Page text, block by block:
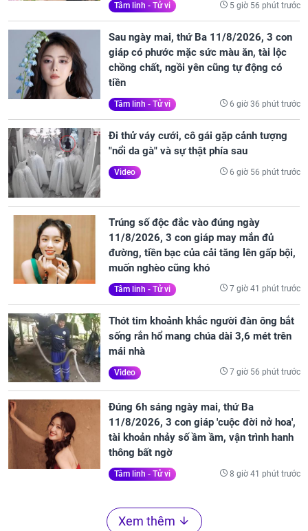
Tâm linh - Tử vi 5 giờ 56 phút trước
Sau ngày mai, thứ Ba 11/8/2026, 3 con
giáp có phước mặc sức màu ăn, tài lộc
chồng chất, ngồi yên cũng tự động có
tiền
Tâm linh - Tử vi 6 giờ 36 phút trước
Đi thử váy cưới, cô gái gặp cảnh tượng
"nổi da gà" và sự thật phía sau
Video 6 giờ 56 phút trước
Trúng số độc đắc vào đúng ngày
11/8/2026, 3 con giáp may mắn đủ
đường, tiền bạc của cải tăng lên gấp bội,
muốn nghèo cũng khó
Tâm linh - Tử vi 7 giờ 41 phút trước
Thót tim khoảnh khắc người đàn ông bắt
sống rắn hổ mang chúa dài 3,6 mét trên
mái nhà
Video 7 giờ 56 phút trước
Đúng 6h sáng ngày mai, thứ Ba
11/8/2026, 3 con giáp 'cuộc đời nở hoa',
tài khoản nhảy số ầm ầm, vận trình hanh
thông bất ngờ
Tâm linh - Tử vi 8 giờ 41 phút trước
Xem thêm